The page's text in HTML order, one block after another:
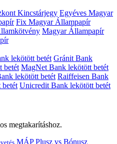
Kincstárjegy Egyéves Magyar
Fix Magyar Állampapír
Magyar Állampapír
lekötött betét Gránit Bank
betét MagNet Bank lekötött betét
lekötött betét Raiffeisen Bank
Unicredit Bank lekötött betét
megtakarításhoz.
MÁP Plusz vs Bónusz